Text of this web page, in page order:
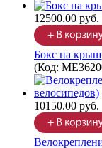
12500.00 руб.
Бокс на
(Код:
10150.00 руб.